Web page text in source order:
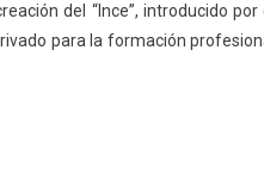
del “Ince”, introducido por
para la formación